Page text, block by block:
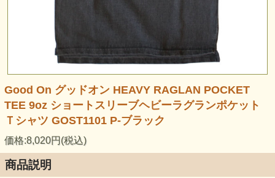
Good On グッドオン HEAVY RAGLAN POCKET
TEE 9oz ショートスリーブヘビーラグランポケット
Ｔシャツ GOST1101 P-ブラック
価格:8,020円(税込)
商品説明